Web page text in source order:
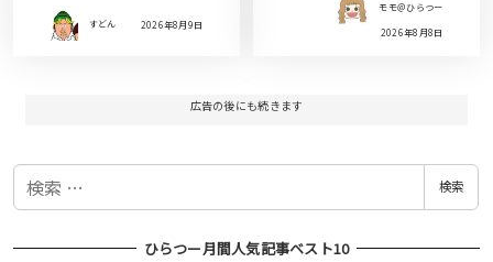
すどん 2026年8月9日
モモ＠ひらつー
2026年8月8日
広告の後にも続きます
検
検索
ひらつー月間人気記事ベスト10